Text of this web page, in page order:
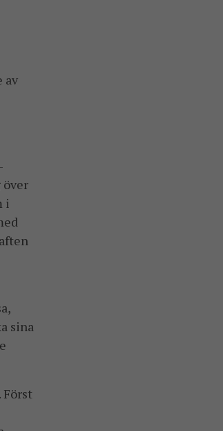
av
över
i
sina
Först